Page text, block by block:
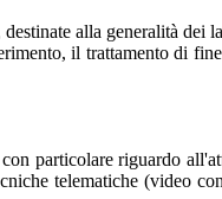
alla generalità dei
il trattamento di
particolare riguardo
telematiche (video